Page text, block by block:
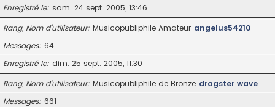
Enregistré le sam. 24 sept. 2005, 13:46
Rang, Nom d’utilisateur Musicopubliphile Amateur angelus54210
Messages 64
Enregistré le dim. 25 sept. 2005, 11:30
Rang, Nom d’utilisateur Musicopubliphile de Bronze dragster wave
Messages 661